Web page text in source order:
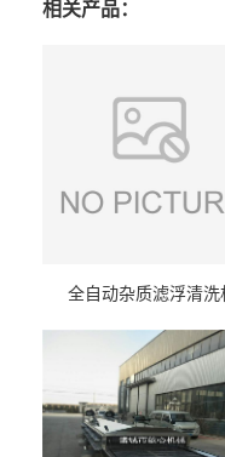
相关产品：
全自动杂质滤浮清洗